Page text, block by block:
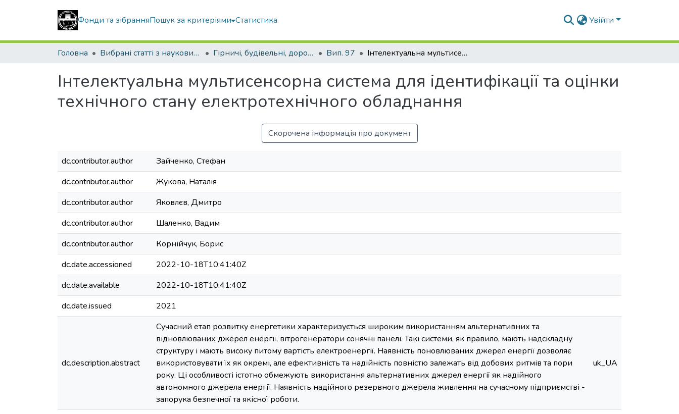
Фонди та зібранняПошук за критеріями Статистика Увійти
Головна Вибрані статті з наукових збірників КНУБА Гірничі, будівельні, дорожні та меліоративні машини Вип. 97 Інтелектуальна мультисенсорна система для ідентифікації та оцінки технічного стану електротехнічного обладнання
Інтелектуальна мультисенсорна система для ідентифікації та оцінки
технічного стану електротехнічного обладнання
Скорочена інформація про документ
dc.contributor.author
Зайченко, Стефан
dc.contributor.author
Жукова, Наталія
dc.contributor.author
Яковлєв, Дмитро
dc.contributor.author
Шаленко, Вадим
dc.contributor.author
Корнійчук, Борис
dc.date.accessioned
2022-10-18T10:41:40Z
dc.date.available
2022-10-18T10:41:40Z
dc.date.issued
2021
dc.description.abstract
Сучасний етап розвитку енергетики характеризується широким використанням альтернативних та
відновлюваних джерел енергії, вітрогенератори сонячні панелі. Такі системи, як правило, мають надскладну
структуру і мають високу питому вартість електроенергії. Наявність поновлюваних джерел енергії дозволяє
використовувати їх як окремі, але ефективність та надійність повністю залежать від добових ритмів та пори
року. Ці особливості істотно обмежують використання альтернативних джерел енергії як надійного
автономного джерела енергії. Наявність надійного резервного джерела живлення на сучасному підприємстві -
запорука безпечної та якісної роботи.
uk_UA